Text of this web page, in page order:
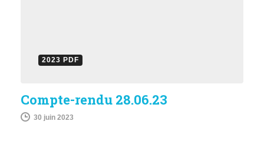
2023 PDF
Compte-rendu 28.06.23
30 juin 2023